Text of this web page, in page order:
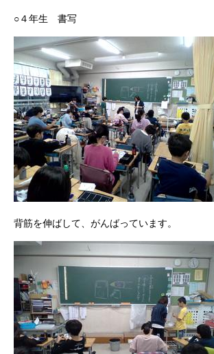
○４年生 書写
背筋を伸ばして、がんばっています。